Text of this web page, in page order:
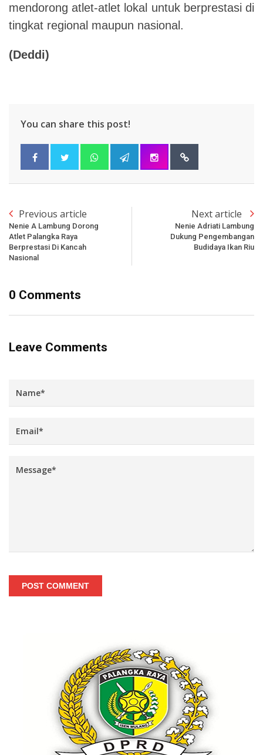
mendorong atlet-atlet lokal untuk berprestasi di
tingkat regional maupun nasional.
(Deddi)
You can share this post!
Previous article
Nenie A Lambung Dorong
Atlet Palangka Raya
Berprestasi Di Kancah
Nasional
Next article
Nenie Adriati Lambung
Dukung Pengembangan
Budidaya Ikan Riu
0 Comments
Leave Comments
POST COMMENT